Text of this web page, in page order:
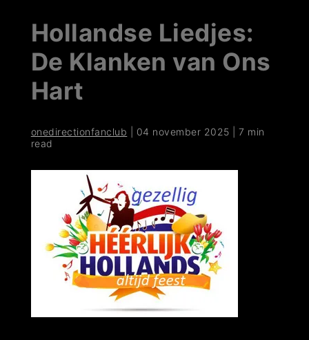
Hollandse Liedjes:
De Klanken van Ons
Hart
onedirectionfanclub 04 november 2025 |7 min
read